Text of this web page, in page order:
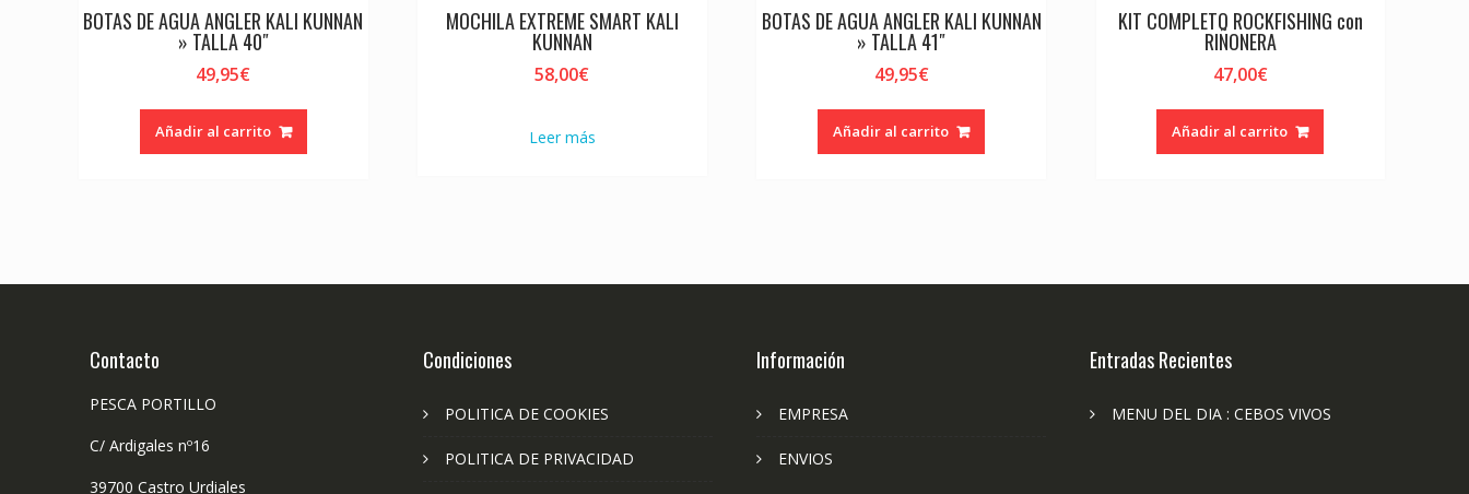
BOTAS DE AGUA ANGLER KALI KUNNAN
» TALLA 40″
49,95€
Añadir al carrito
MOCHILA EXTREME SMART KALI
KUNNAN
58,00€
Leer más
BOTAS DE AGUA ANGLER KALI KUNNAN
» TALLA 41″
49,95€
Añadir al carrito
KIT COMPLETO ROCKFISHING con
RIÑONERA
47,00€
Añadir al carrito
Contacto
PESCA PORTILLO
C/ Ardigales nº16
39700 Castro Urdiales
Condiciones
POLITICA DE COOKIES
POLITICA DE PRIVACIDAD
Información
EMPRESA
ENVIOS
Entradas Recientes
MENU DEL DIA : CEBOS VIVOS